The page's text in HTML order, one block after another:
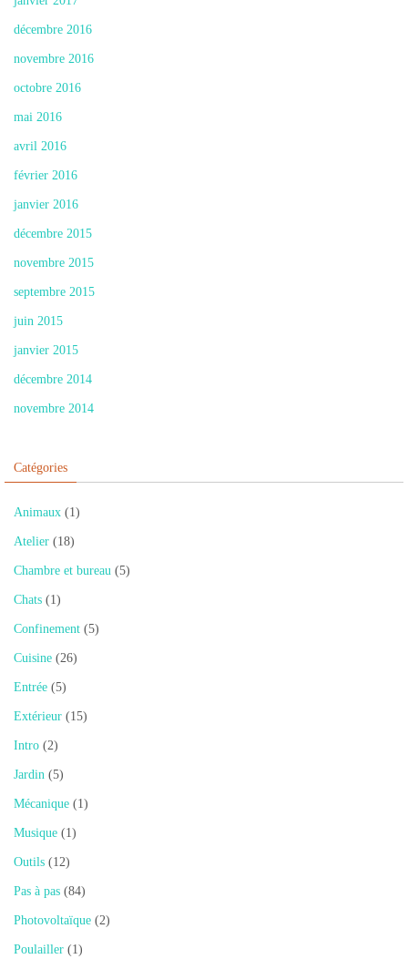
décembre 2016
novembre 2016
octobre 2016
mai 2016
avril 2016
février 2016
janvier 2016
décembre 2015
novembre 2015
septembre 2015
juin 2015
janvier 2015
décembre 2014
novembre 2014
Catégories
Animaux (1)
Atelier (18)
Chambre et bureau (5)
Chats (1)
Confinement (5)
Cuisine (26)
Entrée (5)
Extérieur (15)
Intro (2)
Jardin (5)
Mécanique (1)
Musique (1)
Outils (12)
Pas à pas (84)
Photovoltaïque (2)
Poulailler (1)